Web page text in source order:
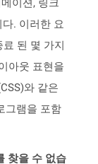
이션, 링크
. 이러한 요
된 몇 가지
아웃 표현을
와 같은
그램을 포함
찾을 수 없습